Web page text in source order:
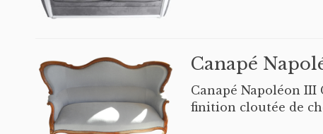
Canapé
Canapé Napoléon III
finition cloutée de